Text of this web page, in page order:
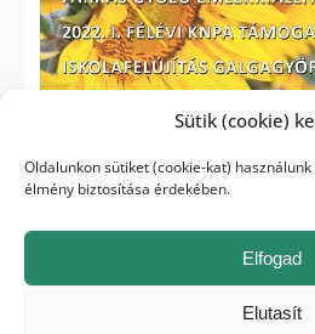
Sütik (cookie)
Oldalunkon sütiket (cookie-kat)
élmény biztosítása érdekében.
Elfogad
Elutasít